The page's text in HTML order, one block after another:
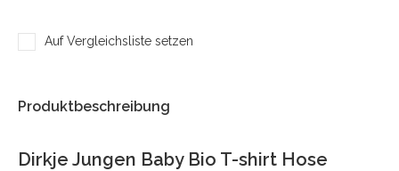
Auf Vergleichsliste setzen
Produktbeschreibung
Dirkje Jungen Baby Bio T-shirt Hose